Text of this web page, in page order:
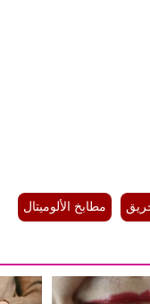
مطابخ الألوميتال